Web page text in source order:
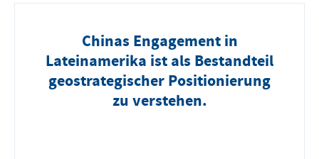
Chinas Engagement in
Lateinamerika ist als Bestandteil
geostrategischer Positionierung
zu verstehen.